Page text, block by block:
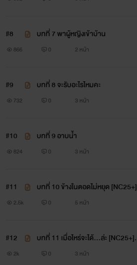
#8 บทที่ 7 พาผู้หญิงเข้าบ้าน
866 0 2 หน้า
#9 บทที่ 8 จะรับอะไรไหมคะ
732 0 3 หน้า
#10 บทที่ 9 อาบน้ำ
824 0 3 หน้า
#11
บทที่ 10 ข้างในตอดไม่หยุด [NC25+]
🔥 🔥
2.5k 0 5 หน้า
#12
บทที่ 11 เมื่อไหร่จะได้...ล่ะ [NC25+]
🔥 🔥
2k 0 3 หน้า